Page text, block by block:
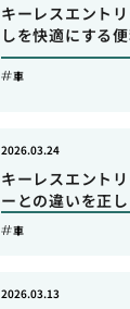
キーレスエント
しを快適にする
車
キーレスエント
ーとの違いを正
2026.03.24
車
2026.03.13